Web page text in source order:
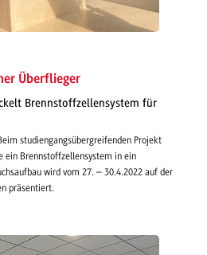
Überflieger
Brennstoffzellensystem für
studiengangsübergreifenden Projekt
ein Brennstoffzellensystem in ein
wird vom 27. – 30.4.2022 auf der
präsentiert.